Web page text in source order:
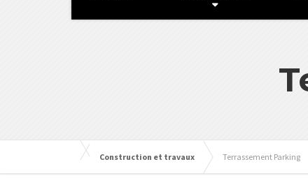
Construction et travaux Terrassement Parking